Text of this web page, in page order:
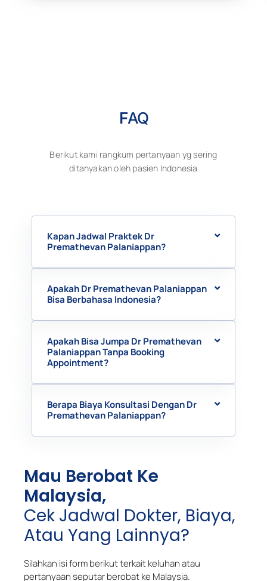
FAQ
Berikut kami rangkum pertanyaan yg sering
ditanyakan oleh pasien Indonesia
Kapan Jadwal Praktek Dr
Premathevan Palaniappan?
Apakah Dr Premathevan Palaniappan
Bisa Berbahasa Indonesia?
Apakah Bisa Jumpa Dr Premathevan
Palaniappan Tanpa Booking
Appointment?
Berapa Biaya Konsultasi Dengan Dr
Premathevan Palaniappan?
Mau Berobat Ke
Malaysia,
Cek Jadwal Dokter, Biaya,
Atau Yang Lainnya?
Silahkan isi form berikut terkait keluhan atau
pertanyaan seputar berobat ke Malaysia.